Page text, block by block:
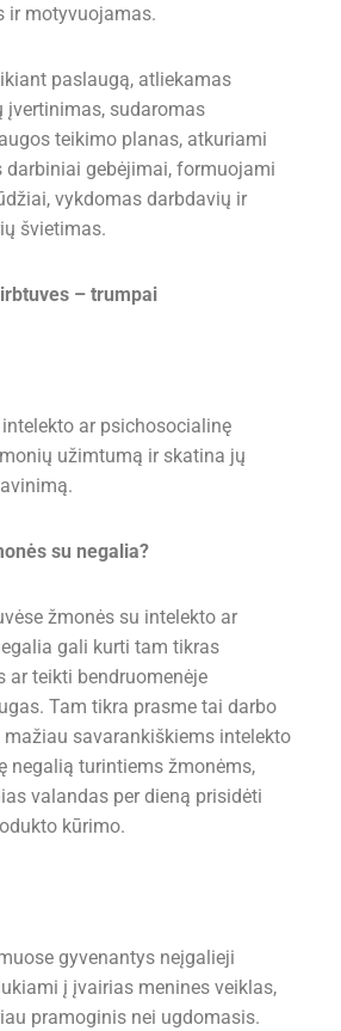
ir motyvuojamas.
paslaugą, atliekamas
įvertinimas, sudaromas
teikimo planas, atkuriami
darbiniai gebėjimai, formuojami
vykdomas darbdavių ir
švietimas.
– trumpai
ar psichosocialinę
užimtumą ir skatina jų
su negalia?
žmonės su intelekto ar
gali kurti tam tikras
ar teikti bendruomenėje
Tam tikra prasme tai darbo
savarankiškiems intelekto
negalią turintiems žmonėms,
valandas per dieną prisidėti
kūrimo.
gyvenantys neįgalieji
į įvairias menines veiklas,
pramoginis nei ugdomasis.